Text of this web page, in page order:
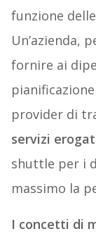
funzione
Un’azienda,
fornire ai
provider di
servizi
shuttle per i
massimo la
I concetti di